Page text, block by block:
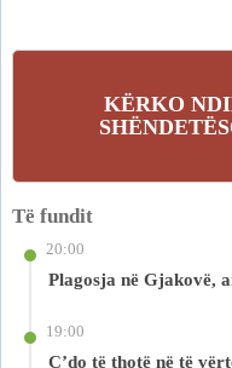
KËRKO
Të fundit
20:00
Plagosja në Gjakovë,
19:00
Ç’do të thotë në të